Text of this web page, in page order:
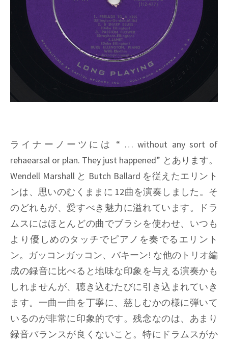
ライナーノーツには “ … without any sort of
rehaearsal or plan. They just happened” とあります。
Wendell Marshallと Butch Ballard を従えたエリント
ンは、思いのむくままに 12曲を演奏しました。そ
のどれもが、愛すべき魅力に溢れています。ドラ
ムスにはほとんどの曲でブラシを使わせ、いつも
より優しめのタッチでピアノを奏でるエリント
ン。ガッコンガッコン、バキーン! な他のトリオ編
成の録音に比べると地味な印象を与える演奏かも
しれませんが、聴き込むたびに引き込まれていき
ます。一曲一曲を丁寧に、慈しむかの様に弾いて
いるのが非常に印象的です。残念なのは、あまり
録音バランスが良くないこと。特にドラムスがか